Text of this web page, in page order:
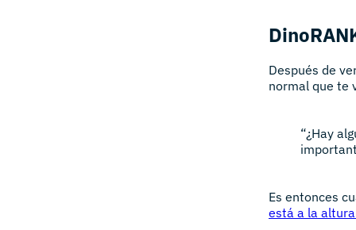
Después de
normal que te
“¿Hay
Es entonces
está a la